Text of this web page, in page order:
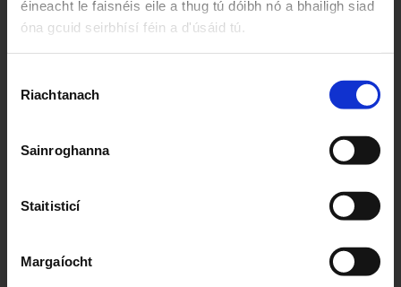
éineacht le faisnéis eile a thug tú dóibh nó a bhailigh siad
óna gcuid seirbhísí féin a d'úsáid tú.
Toilithe
Riachtanach
Sainroghanna
Staitisticí
Margaíocht
Connor Ó Gallachóir
Na hAmhráin
Sliabh Liag - Sean Nós na bhFear 2025